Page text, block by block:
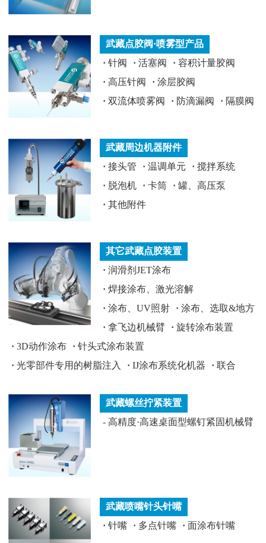
武藏点胶阀·喷雾型产品
· 针阀 · 活塞阀 · 容积计量胶阀
· 高压针阀 · 涂层胶阀
· 双流体喷雾阀 · 防滴漏阀 · 隔膜阀
武藏周边机器附件
· 接头管 · 温调单元 · 搅拌系统
· 脱泡机 · 卡筒 · 罐、高压泵
· 其他附件
其它武藏点胶装置
· 润滑剂JET涂布
· 焊接涂布、激光溶解
· 涂布、UV照射 · 涂布、选取&地方
· 拿飞边机械臂 · 旋转涂布装置
· 3D动作涂布 · 针头式涂布装置
· 光零部件专用的树脂注入 · IJ涂布系统化机器 · 联合
武藏螺丝拧紧装置
- 高精度·高速桌面型螺钉紧固机械臂
武藏喷嘴针头针嘴
· 针嘴 · 多点针嘴 · 面涂布针嘴